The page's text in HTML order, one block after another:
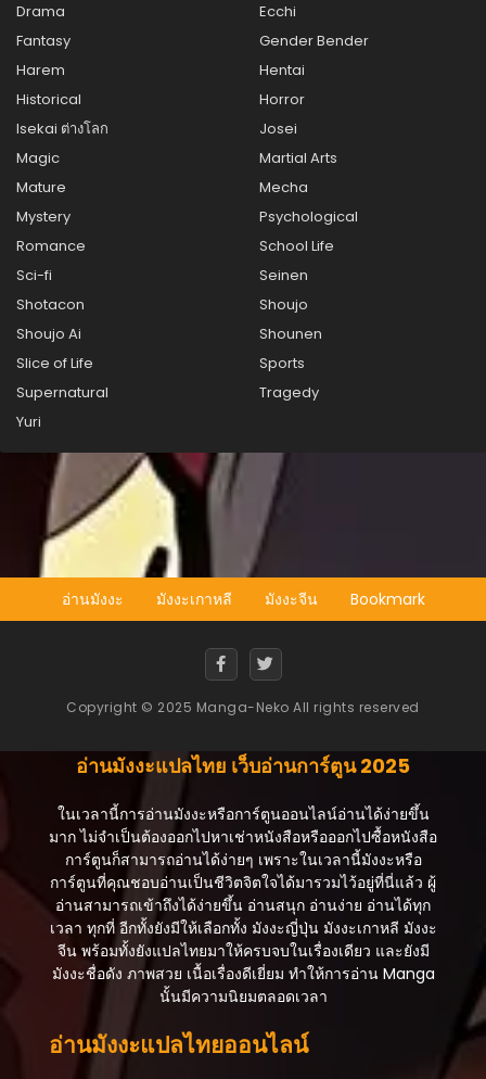
Drama
Ecchi
Fantasy
Gender Bender
Harem
Hentai
Historical
Horror
Isekai ต่างโลก
Josei
Magic
Martial Arts
Mature
Mecha
Mystery
Psychological
Romance
School Life
Sci-fi
Seinen
Shotacon
Shoujo
Shoujo Ai
Shounen
Slice of Life
Sports
Supernatural
Tragedy
Yuri
อ่านมังงะ มังงะเกาหลี มังงะจีน Bookmark
Copyright © 2025 Manga-Neko All rights reserved
อ่านมังงะแปลไทย เว็บอ่านการ์ตูน 2025
ในเวลานี้การอ่านมังงะหรือการ์ตูนออนไลน์อ่านได้ง่ายขึ้น
มาก ไม่จำเป็นต้องออกไปหาเช่าหนังสือหรือออกไปซื้อหนังสือ
การ์ตูนก็สามารถอ่านได้ง่ายๆ เพราะในเวลานี้มังงะหรือ
การ์ตูนที่คุณชอบอ่านเป็นชีวิตจิตใจได้มารวมไว้อยู่ที่นี่แล้ว ผู้
อ่านสามารถเข้าถึงได้ง่ายขึ้น อ่านสนุก อ่านง่าย อ่านได้ทุก
เวลา ทุกที่ อีกทั้งยังมีให้เลือกทั้ง มังงะญี่ปุ่น มังงะเกาหลี มังงะ
จีน พร้อมทั้งยังแปลไทยมาให้ครบจบในเรื่องเดียว และยังมี
มังงะชื่อดัง ภาพสวย เนื้อเรื่องดีเยี่ยม ทำให้การอ่าน Manga
นั้นมีความนิยมตลอดเวลา
อ่านมังงะแปลไทยออนไลน์